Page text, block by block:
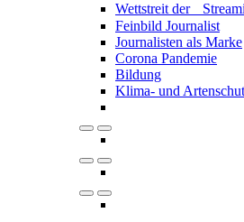
Wettstreit der
Feinbild Journalist
Journalisten als Marke
Corona Pandemie
Bildung
Klima- und